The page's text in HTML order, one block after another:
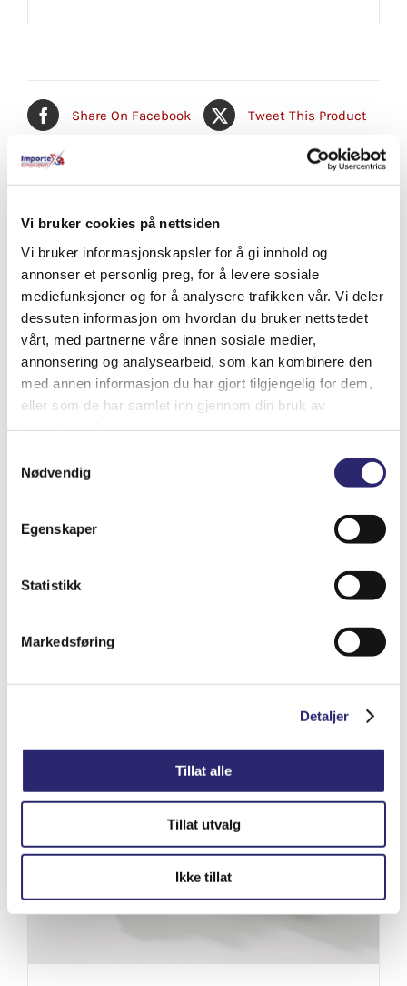
Vi bruker cookies på nettsiden
Vi bruker informasjonskapsler for å gi innhold og
annonser et personlig preg, for å levere sosiale
mediefunksjoner og for å analysere trafikken vår. Vi deler
dessuten informasjon om hvordan du bruker nettstedet
vårt, med partnerne våre innen sosiale medier,
annonsering og analysearbeid, som kan kombinere den
med annen informasjon du har gjort tilgjengelig for dem,
eller som de har samlet inn gjennom din bruk av
Nødvendig
Egenskaper
Statistikk
Markedsføring
Detaljer
Tillat alle
Tillat utvalg
Ikke tillat
Share On Facebook Tweet This Product
Pin This Product Email This Product
Relaterte produkter
STARTER 10T 3.6KW PRESTOLITE